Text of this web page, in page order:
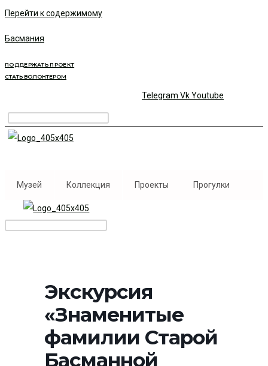
Перейти к содержимому
Басмания
ПОДДЕРЖАТЬ ПРОЕКТ
СТАТЬ ВОЛОНТЕРОМ
Telegram VkYoutube
Музей Коллекция Проекты Прогулки
Экскурсия
«Знаменитые
фамилии Старой
Басманной